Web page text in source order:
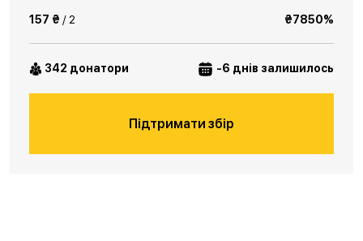
157 ₴ / 2 ₴7850%
342 донатори -6 днів залишилось
Підтримати збір